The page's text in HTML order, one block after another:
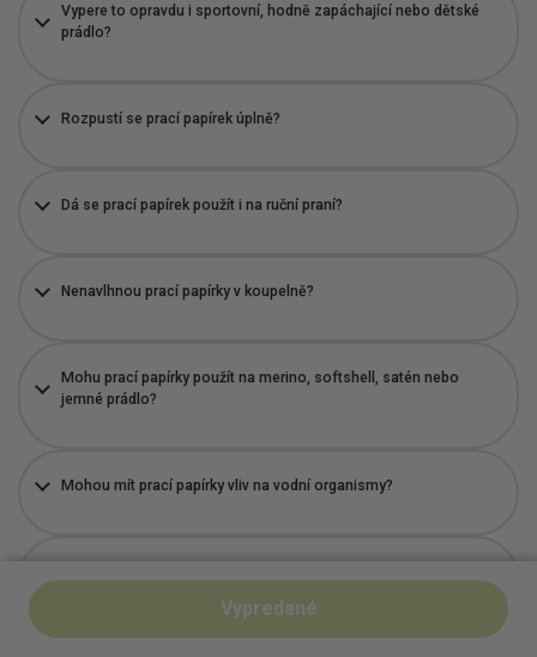
Vypere to opravdu i sportovní, hodně zapáchající nebo dětské
prádlo?
Rozpustí se prací papírek úplně?
Dá se prací papírek použít i na ruční praní?
Nenavlhnou prací papírky v koupelně?
Mohu prací papírky použít na merino, softshell, satén nebo
jemné prádlo?
Mohou mít prací papírky vliv na vodní organismy?
Vypredané